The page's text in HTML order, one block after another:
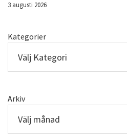
3 augusti 2026
Kategorier
Arkiv